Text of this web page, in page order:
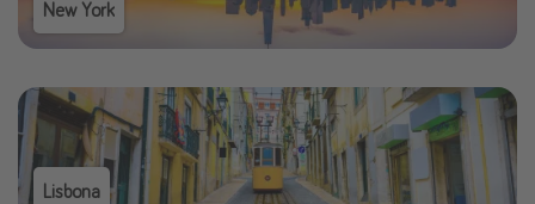
New York
Lisbona